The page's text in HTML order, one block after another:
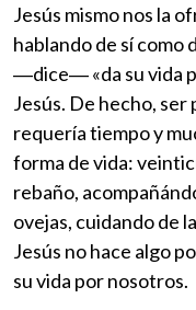
Jesús mismo nos la
hablando de sí como
―dice― «da su vida
Jesús. De hecho,
requería tiempo y
forma de vida:
rebaño,
ovejas, cuidando de
Jesús no hace algo
su vida por nosotros.